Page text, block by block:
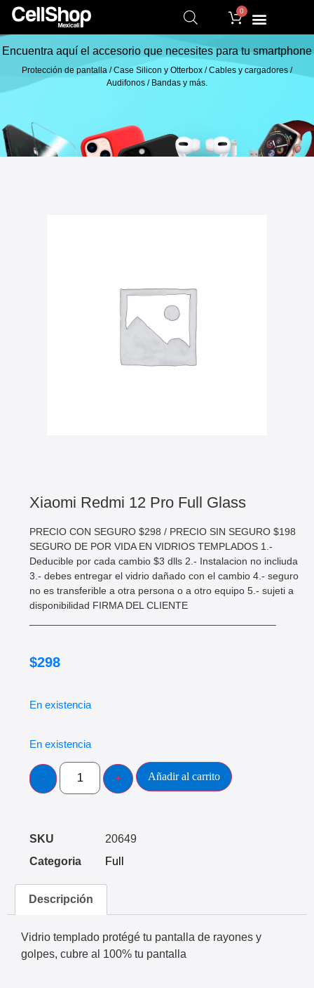
0
Encuentra aquí el accesorio que necesites para tu smartphone
Protección de pantalla / Case Silicon y Otterbox / Cables y cargadores /
Audifonos / Bandas y más.
Xiaomi Redmi 12 Pro Full Glass
PRECIO CON SEGURO $298 / PRECIO SIN SEGURO $198
SEGURO DE POR VIDA EN VIDRIOS TEMPLADOS 1.-
Deducible por cada cambio $3 dlls 2.- Instalacion no incliuda
3.- debes entregar el vidrio dañado con el cambio 4.- seguro
no es transferible a otra persona o a otro equipo 5.- sujeti a
disponibilidad FIRMA DEL CLIENTE
$298
En existencia
En existencia
Añadir al carrito
SKU
20649
Categoria
Full
Descripción
Vidrio templado protégé tu pantalla de rayones y
golpes, cubre al 100% tu pantalla